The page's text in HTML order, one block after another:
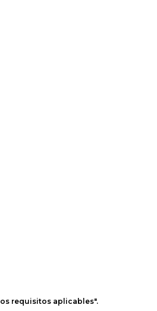
requisitos aplicables".